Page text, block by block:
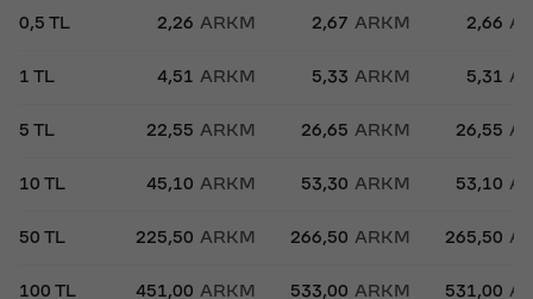
0,5 TL 2,26 ARKM 2,67 ARKM 2,66
1 TL 4,51 ARKM 5,33 ARKM 5,31
5 TL 22,55 ARKM 26,65 ARKM 26,55
10 TL 45,10 ARKM 53,30 ARKM 53,10
50 TL 225,50 ARKM 266,50 ARKM 265,50
100 TL 451,00 ARKM 533,00 ARKM 531,00